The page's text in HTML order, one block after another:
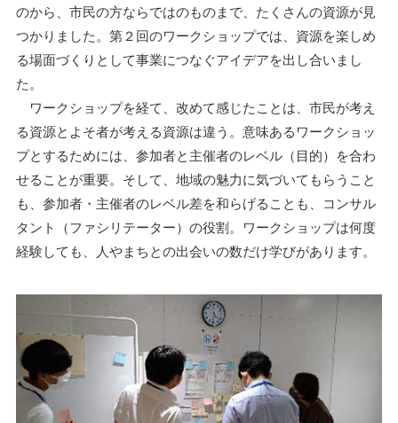
のから、市民の方ならではのものまで、たくさんの資源が見
つかりました。第２回のワークショップでは、資源を楽しめ
る場面づくりとして事業につなぐアイデアを出し合いまし
た。
ワークショップを経て、改めて感じたことは、市民が考え
る資源とよそ者が考える資源は違う。意味あるワークショッ
プとするためには、参加者と主催者のレベル（目的）を合わ
せることが重要。そして、地域の魅力に気づいてもらうこと
も、参加者・主催者のレベル差を和らげることも、コンサル
タント（ファシリテーター）の役割。ワークショップは何度
経験しても、人やまちとの出会いの数だけ学びがあります。